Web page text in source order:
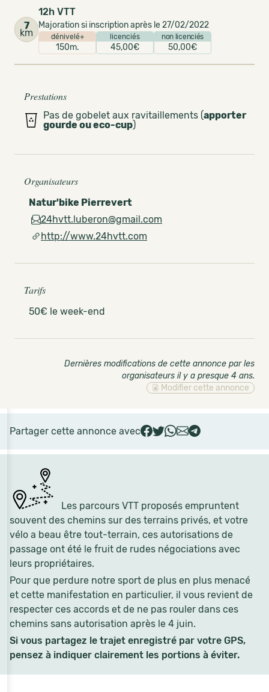
Les parcours VTT proposés empruntent
souvent des chemins sur des terrains privés, et votre
vélo a beau être tout-terrain, ces autorisations de
passage ont été le fruit de rudes négociations avec
leurs propriétaires.
Pour que perdure notre sport de plus en plus menacé
et cette manifestation en particulier, il vous revient de
respecter ces accords et de ne pas rouler dans ces
chemins sans autorisation après le 4 juin.
Si vous partagez le trajet enregistré par votre GPS,
pensez à indiquer clairement les portions à éviter.
7
km
12h VTT
Majoration si inscription après le 27/02/2022
dénivelé+
150m.
licenciés
45,00€
non licenciés
50,00€
Prestations
Pas de gobelet aux ravitaillements (apporter
gourde ou eco-cup)
Organisateurs
Natur'bike Pierrevert
24hvtt.luberon@gmail.com
http://www.24hvtt.com
Tarifs
50€ le week-end
Dernières modifications de cette annonce par les
organisateurs il y a presque 4 ans.
Modifier cette annonce
Partager cette annonce avec